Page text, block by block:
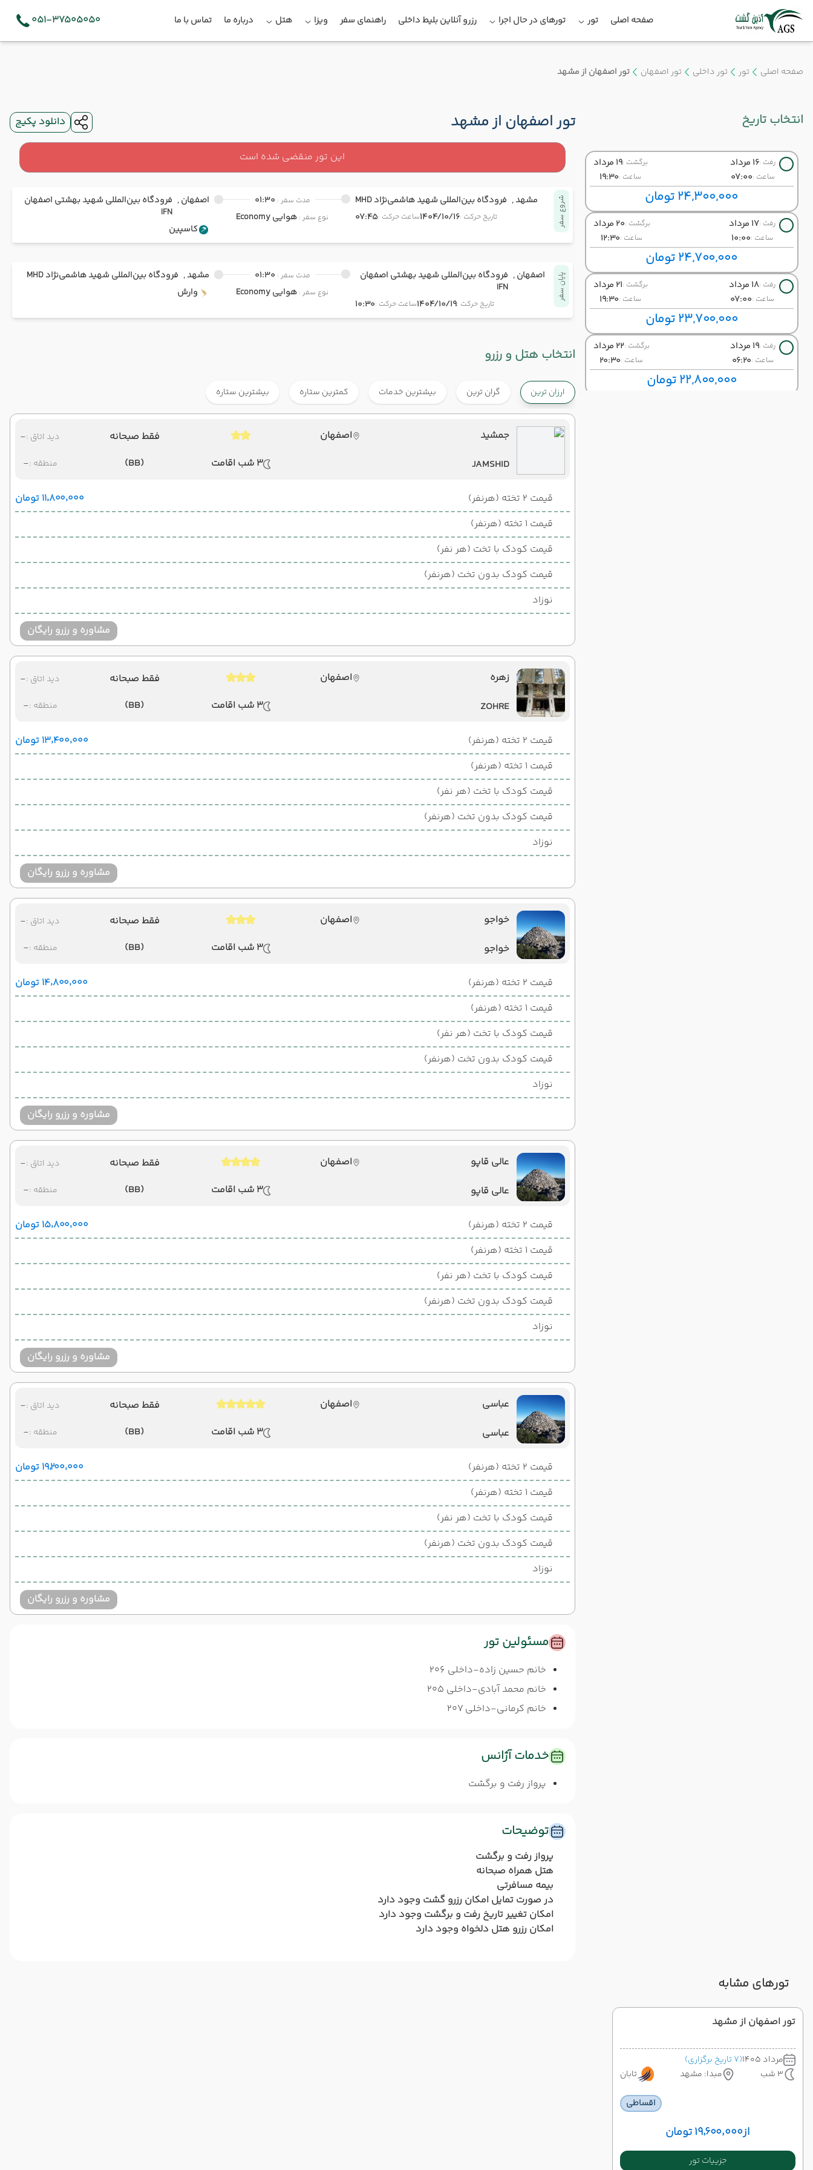
صفحه اصلی تور تورهای در حال اجرا رزرو آنلاین بلیط داخلی راهنمای سفر ویزا هتل درباره ما تماس با ما 051-37505050
صفحه اصلی تور تور داخلی تور اصفهان تور اصفهان از مشهد
انتخاب تاریخ
رفت :16 مرداد
ساعت :07:00
برگشت :19 مرداد
ساعت :19:30
24,300,000 تومان
رفت :17 مرداد
ساعت :10:00
برگشت :20 مرداد
ساعت :12:30
24,700,000 تومان
رفت :18 مرداد
ساعت :07:00
برگشت :21 مرداد
ساعت :19:30
23,700,000 تومان
رفت :19 مرداد
ساعت :06:20
برگشت :22 مرداد
ساعت :20:30
22,800,000 تومان
تور اصفهان از مشهد دانلود پکیج
این تور منقضی شده است
شروع سفر مشهد , فرودگاه بین‌المللی شهید هاشمی‌نژاد MHD
تاریخ حرکت :1404/10/16ساعت حرکت :07:45
مدت سفر : 01:30
نوع سفر : هوایی
اصفهان , فرودگاه بین‌المللی شهید بهشتی اصفهان
IFN
کاسپین
پایان سفر اصفهان , فرودگاه بین‌المللی شهید بهشتی اصفهان
IFN
تاریخ حرکت :1404/10/19ساعت حرکت :10:30
مدت سفر : 01:30
نوع سفر : هوایی
مشهد , فرودگاه بین‌المللی شهید هاشمی‌نژاد MHD
وارش
انتخاب هتل و رزرو
ارزان ترین گران ترین بیشترین خدمات کمترین ستاره بیشترین ستاره
جمشید
اصفهان
JAMSHID
3 شب اقامت
فقط صبحانه
(BB)
دید اتاق :-
منطقه :-
قیمت 2 تخته (هرنفر)
۱۱٬۸۰۰٬۰۰۰ تومان
قیمت 1 تخته (هرنفر)
قیمت کودک با تخت (هر نفر)
قیمت کودک بدون تخت (هرنفر)
نوزاد
مشاوره و رزرو رایگان
زهره
اصفهان
ZOHRE
3 شب اقامت
فقط صبحانه
(BB)
دید اتاق :-
منطقه :-
قیمت 2 تخته (هرنفر)
۱۳٬۴۰۰٬۰۰۰ تومان
قیمت 1 تخته (هرنفر)
قیمت کودک با تخت (هر نفر)
قیمت کودک بدون تخت (هرنفر)
نوزاد
مشاوره و رزرو رایگان
خواجو
اصفهان
خواجو
3 شب اقامت
فقط صبحانه
(BB)
دید اتاق :-
منطقه :-
قیمت 2 تخته (هرنفر)
۱۴٬۸۰۰٬۰۰۰ تومان
قیمت 1 تخته (هرنفر)
قیمت کودک با تخت (هر نفر)
قیمت کودک بدون تخت (هرنفر)
نوزاد
مشاوره و رزرو رایگان
عالی قاپو
اصفهان
عالی قاپو
3 شب اقامت
فقط صبحانه
(BB)
دید اتاق :-
منطقه :-
قیمت 2 تخته (هرنفر)
۱۵٬۸۰۰٬۰۰۰ تومان
قیمت 1 تخته (هرنفر)
قیمت کودک با تخت (هر نفر)
قیمت کودک بدون تخت (هرنفر)
نوزاد
مشاوره و رزرو رایگان
عباسی
اصفهان
عباسی
3 شب اقامت
فقط صبحانه
(BB)
دید اتاق :-
منطقه :-
قیمت 2 تخته (هرنفر)
۱۹٬۲۰۰٬۰۰۰ تومان
قیمت 1 تخته (هرنفر)
قیمت کودک با تخت (هر نفر)
قیمت کودک بدون تخت (هرنفر)
نوزاد
مشاوره و رزرو رایگان
مسئولین تور
خانم حسین زاده-داخلی 206
خانم محمد آبادی-داخلی 205
خانم کرمانی-داخلی 207
خدمات آژانس
پرواز رفت و برگشت
توضیحات
پرواز رفت و برگشت
هتل همراه صبحانه
بیمه مسافرتی
در صورت تمایل امکان رزرو گشت وجود دارد
امکان تغییر تاریخ رفت و برگشت وجود دارد
امکان رزرو هتل دلخواه وجود دارد
تورهای مشابه
تور اصفهان از مشهد
مرداد 1405
(7 تاریخ برگزاری)
3 شب
مبدا: مشهد تابان
اقساطی
از۱۹٬۶۰۰٬۰۰۰ تومان
جزییات تور